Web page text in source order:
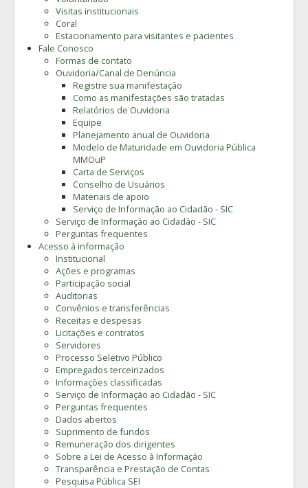
Visitas institucionais
Coral
Estacionamento para visitantes e pacientes
Fale Conosco
Formas de contato
Ouvidoria/Canal de Denúncia
Registre sua manifestação
Como as manifestações são tratadas
Relatórios de Ouvidoria
Equipe
Planejamento anual de Ouvidoria
Modelo de Maturidade em Ouvidoria Pública
MMOuP
Carta de Serviços
Conselho de Usuários
Materiais de apoio
Serviço de Informação ao Cidadão - SIC
Serviço de Informação ao Cidadão - SIC
Perguntas frequentes
Acesso à informação
Institucional
Ações e programas
Participação social
Auditorias
Convênios e transferências
Receitas e despesas
Licitações e contratos
Servidores
Processo Seletivo Público
Empregados terceirizados
Informações classificadas
Serviço de Informação ao Cidadão - SIC
Perguntas frequentes
Dados abertos
Suprimento de fundos
Remuneração dos dirigentes
Sobre a Lei de Acesso à Informação
Transparência e Prestação de Contas
Pesquisa Pública SEI